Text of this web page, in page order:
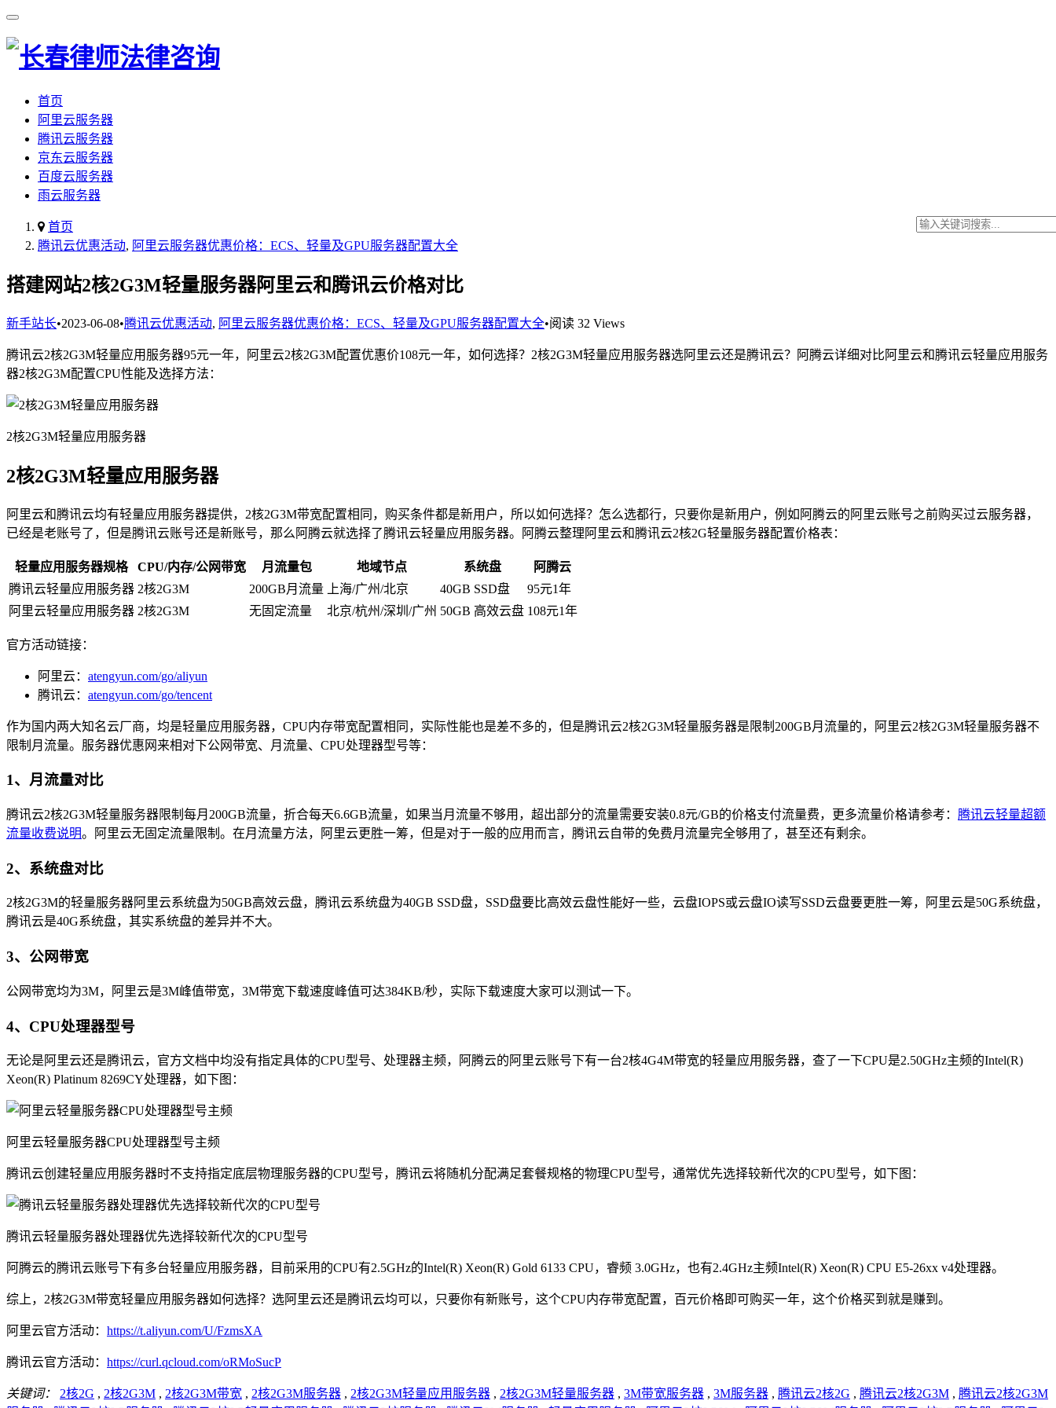
首页
阿里云服务器
腾讯云服务器
京东云服务器
百度云服务器
雨云服务器
首页
腾讯云优惠活动, 阿里云服务器优惠价格：ECS、轻量及GPU服务器配置大全
搭建网站2核2G3M轻量服务器阿里云和腾讯云价格对比
新手站长•2023-06-08•腾讯云优惠活动, 阿里云服务器优惠价格：ECS、轻量及GPU服务器配置大全•阅读 32 Views
腾讯云2核2G3M轻量应用服务器95元一年，阿里云2核2G3M配置优惠价108元一年，如何选择？2核2G3M轻量应用服务器选阿里云还是腾讯云？阿腾云详细对比阿里云和腾讯云轻量应用服务
器2核2G3M配置CPU性能及选择方法：
2核2G3M轻量应用服务器
2核2G3M轻量应用服务器
阿里云和腾讯云均有轻量应用服务器提供，2核2G3M带宽配置相同，购买条件都是新用户，所以如何选择？怎么选都行，只要你是新用户，例如阿腾云的阿里云账号之前购买过云服务器，
已经是老账号了，但是腾讯云账号还是新账号，那么阿腾云就选择了腾讯云轻量应用服务器。阿腾云整理阿里云和腾讯云2核2G轻量服务器配置价格表：
轻量应用服务器规格 CPU/内存/公网带宽 月流量包 地域节点 系统盘
阿腾云
腾讯云轻量应用服务器 2核2G3M 200GB月流量 上海/广州/北京 40GB SSD盘
95元1年
阿里云轻量应用服务器 2核2G3M 无固定流量 北京/杭州/深圳/广州 50GB 高效云盘 108元1年
官方活动链接：
阿里云： atengyun.com/go/aliyun
腾讯云： atengyun.com/go/tencent
作为国内两大知名云厂商，均是轻量应用服务器，CPU内存带宽配置相同，实际性能也是差不多的，但是腾讯云2核2G3M轻量服务器是限制200GB月流量的，阿里云2核2G3M轻量服务器不
限制月流量。服务器优惠网来相对下公网带宽、月流量、CPU处理器型号等：
1、月流量对比
腾讯云2核2G3M轻量服务器限制每月200GB流量，折合每天6.6GB流量，如果当月流量不够用，超出部分的流量需要安装0.8元/GB的价格支付流量费，更多流量价格请参考： 腾讯云轻量超额
流量收费说明。阿里云无固定流量限制。在月流量方法，阿里云更胜一筹，但是对于一般的应用而言，腾讯云自带的免费月流量完全够用了，甚至还有剩余。
2、系统盘对比
2核2G3M的轻量服务器阿里云系统盘为50GB高效云盘，腾讯云系统盘为40GB SSD盘，SSD盘要比高效云盘性能好一些，云盘IOPS或云盘IO读写SSD云盘要更胜一筹，阿里云是50G系统盘，
腾讯云是40G系统盘，其实系统盘的差异并不大。
3、公网带宽
公网带宽均为3M，阿里云是3M峰值带宽，3M带宽下载速度峰值可达384KB/秒，实际下载速度大家可以测试一下。
4、CPU处理器型号
无论是阿里云还是腾讯云，官方文档中均没有指定具体的CPU型号、处理器主频，阿腾云的阿里云账号下有一台2核4G4M带宽的轻量应用服务器，查了一下CPU是2.50GHz主频的Intel(R)
Xeon(R) Platinum 8269CY处理器，如下图：
阿里云轻量服务器CPU处理器型号主频
腾讯云创建轻量应用服务器时不支持指定底层物理服务器的CPU型号，腾讯云将随机分配满足套餐规格的物理CPU型号，通常优先选择较新代次的CPU型号，如下图：
腾讯云轻量服务器处理器优先选择较新代次的CPU型号
阿腾云的腾讯云账号下有多台轻量应用服务器，目前采用的CPU有2.5GHz的Intel(R) Xeon(R) Gold 6133 CPU，睿频 3.0GHz，也有2.4GHz主频Intel(R) Xeon(R) CPU E5-26xx v4处理器。
综上，2核2G3M带宽轻量应用服务器如何选择？选阿里云还是腾讯云均可以，只要你有新账号，这个CPU内存带宽配置，百元价格即可购买一年，这个价格买到就是赚到。
阿里云官方活动： https://t.aliyun.com/U/FzmsXA
腾讯云官方活动： https://curl.qcloud.com/oRMoSucP
关键词： 2核2G , 2核2G3M , 2核2G3M带宽 , 2核2G3M服务器 , 2核2G3M轻量应用服务器 , 2核2G3M轻量服务器 , 3M带宽服务器 , 3M服务器 , 腾讯云2核2G , 腾讯云2核2G3M , 腾讯云2核2G3M